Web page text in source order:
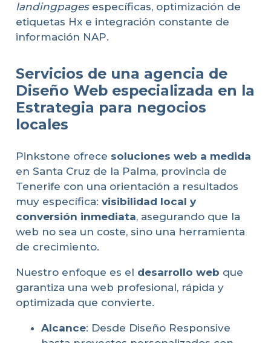
landingpagesespecíficas, optimización de
etiquetas Hx e integración constante de
información NAP.
Servicios de una agencia de
Diseño Web especializada en la
Estrategia para negocios
locales
Pinkstone ofrece soluciones web a medida
en Santa Cruz de la Palma, provincia de
Tenerife con una orientación a resultados
muy específica: visibilidad local y
conversión inmediata, asegurando que la
web no sea un coste, sino una herramienta
de crecimiento.
Nuestro enfoque es el desarrollo web que
garantiza una web profesional, rápida y
optimizada que convierte.
Alcance: Desde Diseño Responsive